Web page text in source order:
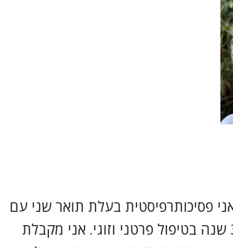
פסיכותרפיסטית בעלת תואר שני עם
ניסיון עשיר של כ-30 שנה בטיפול פרטני וזוגי. אני מקבלת